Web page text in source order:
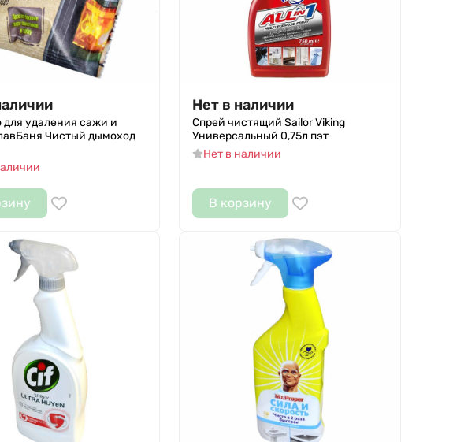
для удаления сажи и
Чистый дымоход
Нет в наличии
Спрей чистящий Sailor Viking
Универсальный 0,75л пэт
Нет в наличии
В корзину